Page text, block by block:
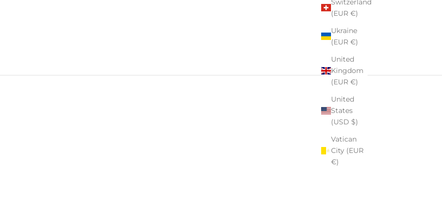
(EUR €)
Ukraine
(EUR €)
United
Kingdom
(EUR €)
United
States
(USD $)
Vatican
City (EUR
€)